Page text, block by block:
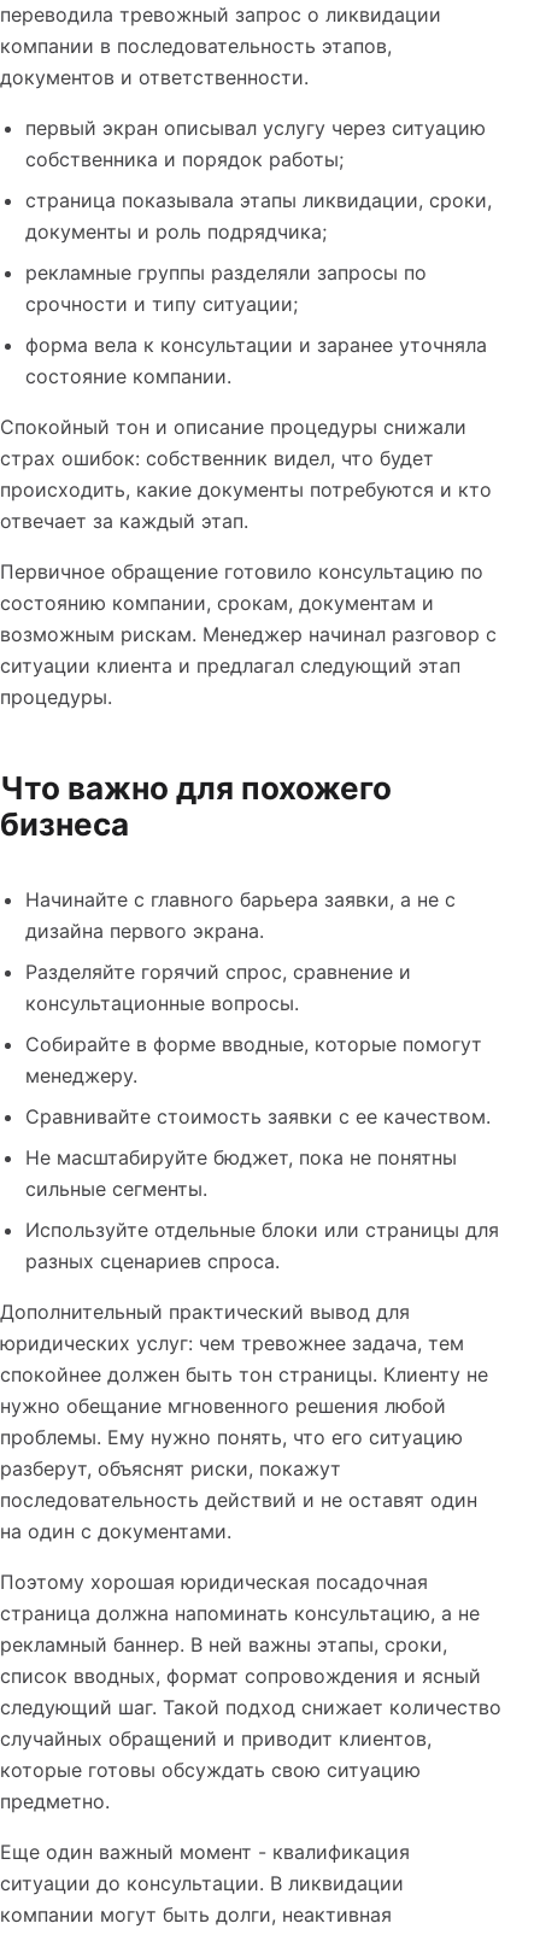
переводила тревожный запрос о ликвидации
компании в последовательность этапов,
документов и ответственности.
первый экран описывал услугу через ситуацию
собственника и порядок работы;
страница показывала этапы ликвидации, сроки,
документы и роль подрядчика;
рекламные группы разделяли запросы по
срочности и типу ситуации;
форма вела к консультации и заранее уточняла
состояние компании.
Спокойный тон и описание процедуры снижали
страх ошибок: собственник видел, что будет
происходить, какие документы потребуются и кто
отвечает за каждый этап.
Первичное обращение готовило консультацию по
состоянию компании, срокам, документам и
возможным рискам. Менеджер начинал разговор с
ситуации клиента и предлагал следующий этап
процедуры.
Что важно для похожего
бизнеса
Начинайте с главного барьера заявки, а не с
дизайна первого экрана.
Разделяйте горячий спрос, сравнение и
консультационные вопросы.
Собирайте в форме вводные, которые помогут
менеджеру.
Сравнивайте стоимость заявки с ее качеством.
Не масштабируйте бюджет, пока не понятны
сильные сегменты.
Используйте отдельные блоки или страницы для
разных сценариев спроса.
Дополнительный практический вывод для
юридических услуг: чем тревожнее задача, тем
спокойнее должен быть тон страницы. Клиенту не
нужно обещание мгновенного решения любой
проблемы. Ему нужно понять, что его ситуацию
разберут, объяснят риски, покажут
последовательность действий и не оставят один
на один с документами.
Поэтому хорошая юридическая посадочная
страница должна напоминать консультацию, а не
рекламный баннер. В ней важны этапы, сроки,
список вводных, формат сопровождения и ясный
следующий шаг. Такой подход снижает количество
случайных обращений и приводит клиентов,
которые готовы обсуждать свою ситуацию
предметно.
Еще один важный момент - квалификация
ситуации до консультации. В ликвидации
компании могут быть долги, неактивная